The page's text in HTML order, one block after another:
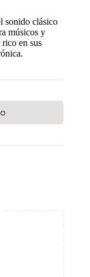
sonido clásico
músicos y
en sus